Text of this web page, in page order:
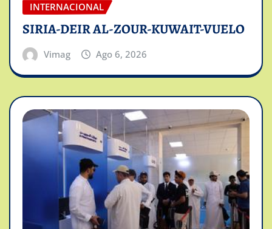
INTERNACIONAL
SIRIA-DEIR AL-ZOUR-KUWAIT-VUELO
Vimag Ago 6, 2026